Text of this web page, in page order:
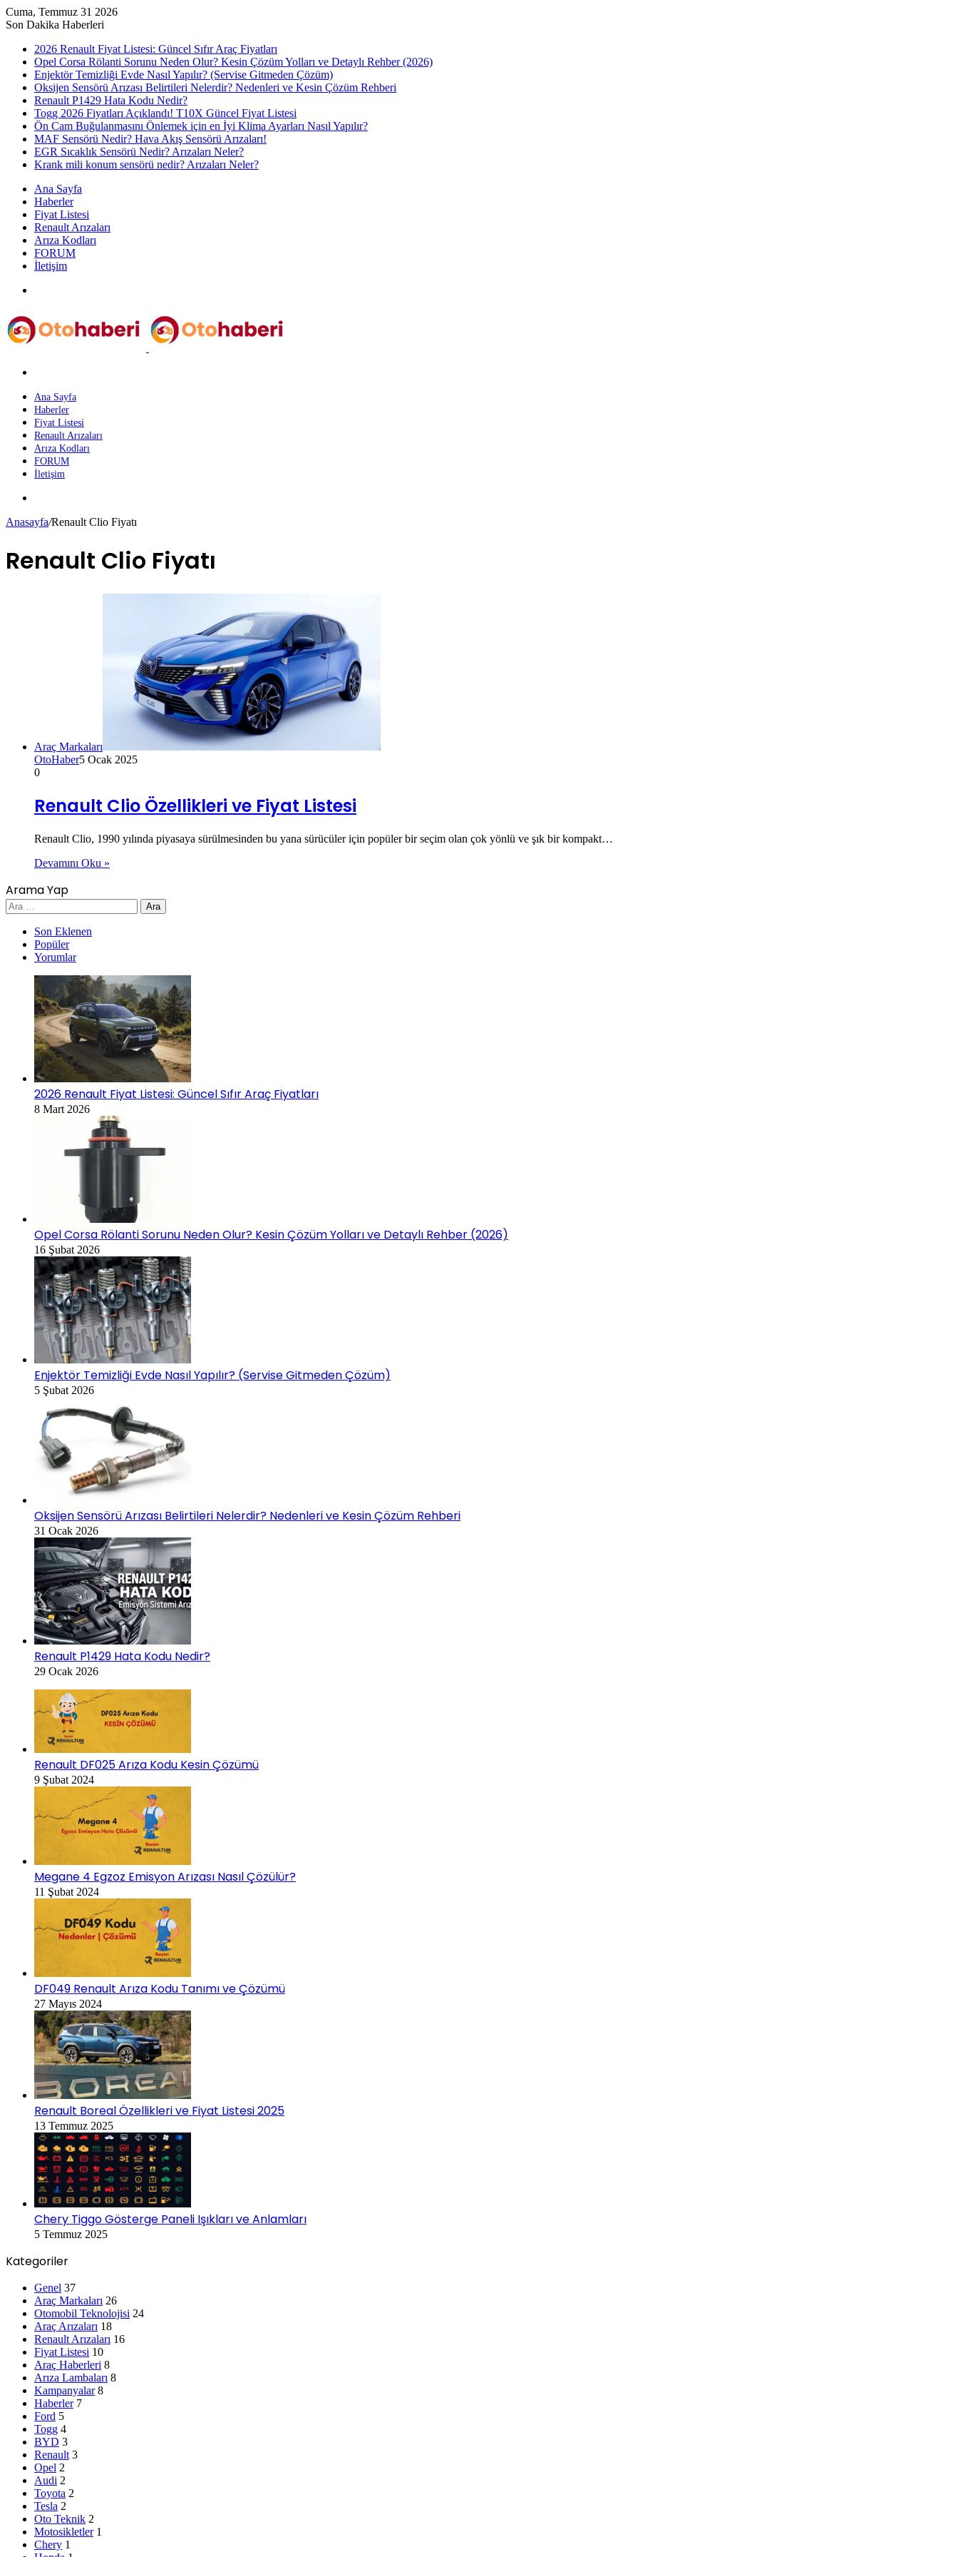
Cuma, Temmuz 31 2026
Son Dakika Haberleri
2026 Renault Fiyat Listesi: Güncel Sıfır Araç Fiyatları
Opel Corsa Rölanti Sorunu Neden Olur? Kesin Çözüm Yolları ve Detaylı Rehber (2026)
Enjektör Temizliği Evde Nasıl Yapılır? (Servise Gitmeden Çözüm)
Oksijen Sensörü Arızası Belirtileri Nelerdir? Nedenleri ve Kesin Çözüm Rehberi
Renault P1429 Hata Kodu Nedir?
Togg 2026 Fiyatları Açıklandı! T10X Güncel Fiyat Listesi
Ön Cam Buğulanmasını Önlemek için en İyi Klima Ayarları Nasıl Yapılır?
MAF Sensörü Nedir? Hava Akış Sensörü Arızaları!
EGR Sıcaklık Sensörü Nedir? Arızaları Neler?
Krank mili konum sensörü nedir? Arızaları Neler?
Ana Sayfa
Haberler
Fiyat Listesi
Renault Arızaları
Arıza Kodları
FORUM
İletişim
...
Ana Sayfa
Haberler
Fiyat Listesi
Renault Arızaları
Arıza Kodları
FORUM
İletişim
değiştir
Anasayfa/Renault Clio Fiyatı
Renault Clio Fiyatı
Araç Markaları
OtoHaber5 Ocak 2025
0
Renault Clio Özellikleri ve Fiyat Listesi
Renault Clio, 1990 yılında piyasaya sürülmesinden bu yana sürücüler için popüler bir seçim olan çok yönlü ve şık bir kompakt…
Devamını Oku »
Arama Yap
Arama:
Son Eklenen
Popüler
Yorumlar
2026 Renault Fiyat Listesi: Güncel Sıfır Araç Fiyatları
8 Mart 2026
Opel Corsa Rölanti Sorunu Neden Olur? Kesin Çözüm Yolları ve Detaylı Rehber (2026)
16 Şubat 2026
Enjektör Temizliği Evde Nasıl Yapılır? (Servise Gitmeden Çözüm)
5 Şubat 2026
Oksijen Sensörü Arızası Belirtileri Nelerdir? Nedenleri ve Kesin Çözüm Rehberi
31 Ocak 2026
Renault P1429 Hata Kodu Nedir?
29 Ocak 2026
Renault DF025 Arıza Kodu Kesin Çözümü
9 Şubat 2024
Megane 4 Egzoz Emisyon Arızası Nasıl Çözülür?
11 Şubat 2024
DF049 Renault Arıza Kodu Tanımı ve Çözümü
27 Mayıs 2024
Renault Boreal Özellikleri ve Fiyat Listesi 2025
13 Temmuz 2025
Chery Tiggo Gösterge Paneli Işıkları ve Anlamları
5 Temmuz 2025
Kategoriler
Genel 37
Araç Markaları 26
Otomobil Teknolojisi 24
Araç Arızaları 18
Renault Arızaları 16
Fiyat Listesi 10
Araç Haberleri 8
Arıza Lambaları 8
Kampanyalar 8
Haberler 7
Ford 5
Togg 4
BYD 3
Renault 3
Opel 2
Audi 2
Toyota 2
Tesla 2
Oto Teknik 2
Motosikletler 1
Chery 1